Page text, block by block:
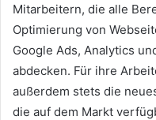
Mitarbeitern, die alle
Optimierung von
Google Ads, Analytics
abdecken. Für ihre
außerdem stets die
die auf dem Markt